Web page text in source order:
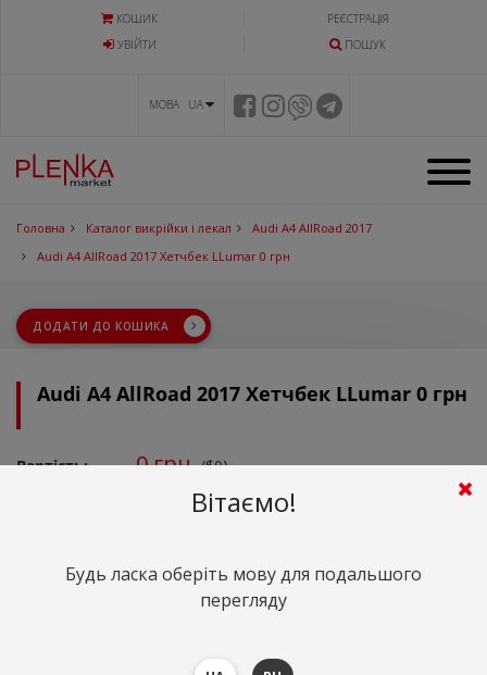
КОШИК
РЕЄСТРАЦІЯ
УВIЙТИ
ПОШУК
МОВА UA
Головна Каталог викрійки і лекал
Audi A4 AllRoad 2017
Audi A4 AllRoad 2017 Хетчбек LLumar 0 грн
ДОДАТИ ДО КОШИКА
Audi A4 AllRoad 2017 Хетчбек LLumar 0 грн
Вартість: 0грн.($0)
Вітаємо!
Будь ласка оберіть мову для подальшого
перегляду